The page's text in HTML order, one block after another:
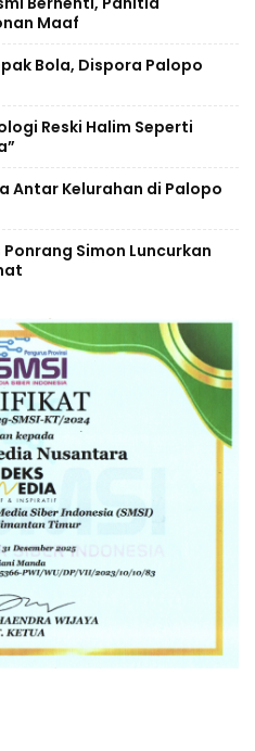
Maaf
Bola, Dispora Palopo
Reski Halim Seperti
Antar Kelurahan di Palopo
Ponrang Simon Luncurkan